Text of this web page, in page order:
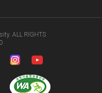
ALL RIGHTS